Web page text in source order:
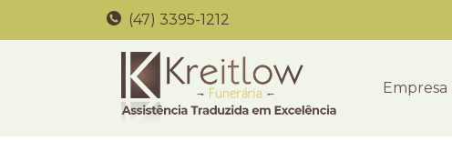
(47) 3395-1212
Empresa